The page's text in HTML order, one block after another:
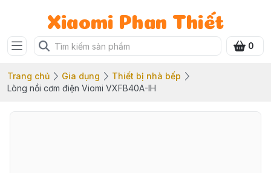
Xiaomi Phan Thiết
0
Trang chủ Gia dụng
Thiết bị nhà bếp
Lòng nồi cơm điện Viomi VXFB40A-IH